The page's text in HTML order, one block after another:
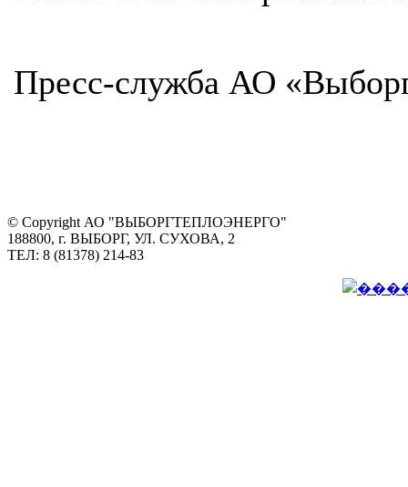
Пресс-служба АО
© Copyright АО "ВЫБОРГТЕПЛОЭНЕРГО"
188800, г. ВЫБОРГ, УЛ. СУХОВА, 2
ТЕЛ: 8 (81378) 214-83